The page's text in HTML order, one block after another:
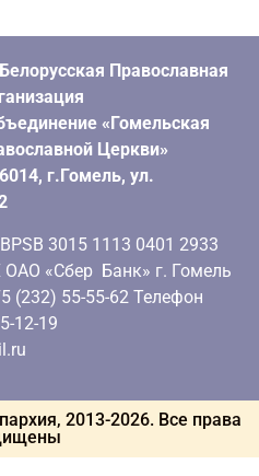
Православная
«Гомельская
Церкви»
г.Гомель, ул.
3015 1113 0401 2933
ОАО «Сбер Банк» г. Гомель
(232) 55-55-62 Телефон
12-19
2013-2026. Все права